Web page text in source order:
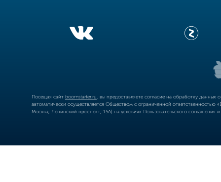
Посещая сайт boomstarter.ru , вы предоставляете согласие на обработку
автоматически осуществляется Обществом с ограниченной
Москва, Ленинский проспект, 15А) на условиях Пользовательского соглашения и